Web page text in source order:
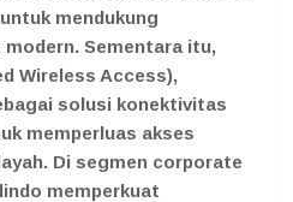
mendukung
Sementara itu,
Wireless Access),
solusi konektivitas
memperluas akses
Di segmen corporate
memperkuat